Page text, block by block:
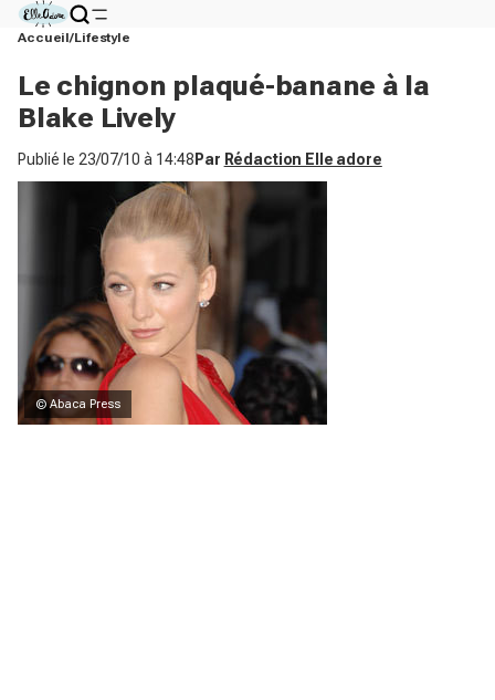
Accueil Lifestyle
Le chignon plaqué-banane à la
Blake Lively
Publié le 23/07/10 à 14:48 Par Rédaction Elle adore
© Abaca Press